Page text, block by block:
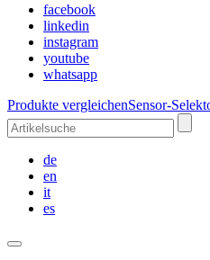
facebook
linkedin
instagram
youtube
whatsapp
Produkte vergleichenSensor-
de
en
it
es